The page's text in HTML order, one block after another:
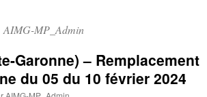
AIMG-MP_Admin
Garonne) – Remplacement
du 05 du 10 février 2024